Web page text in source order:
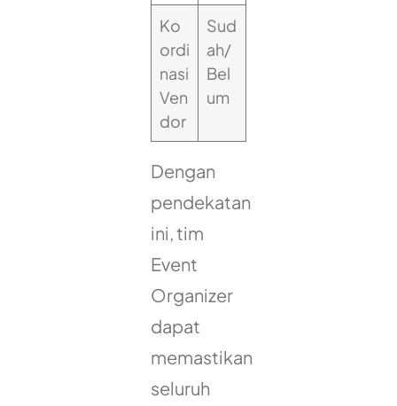
Ko
ordi
nasi
Ven
dor
Sud
ah/
Bel
um
Dengan
pendekatan
ini, tim
Event
Organizer
dapat
memastikan
seluruh